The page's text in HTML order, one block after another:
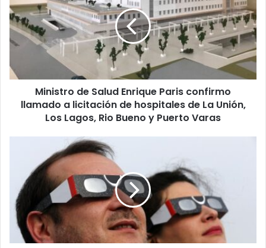
Salud
Enrique
Paris
confirmo
a
licitación
hospitales
Bueno
Puerto
Varas
Ministro de Salud Enrique Paris confirmo
llamado a licitación de hospitales de La Unión,
Los Lagos, Rio Bueno y Puerto Varas
entrego
recomendaciones
sanitarias
para
presenciar
eclipse